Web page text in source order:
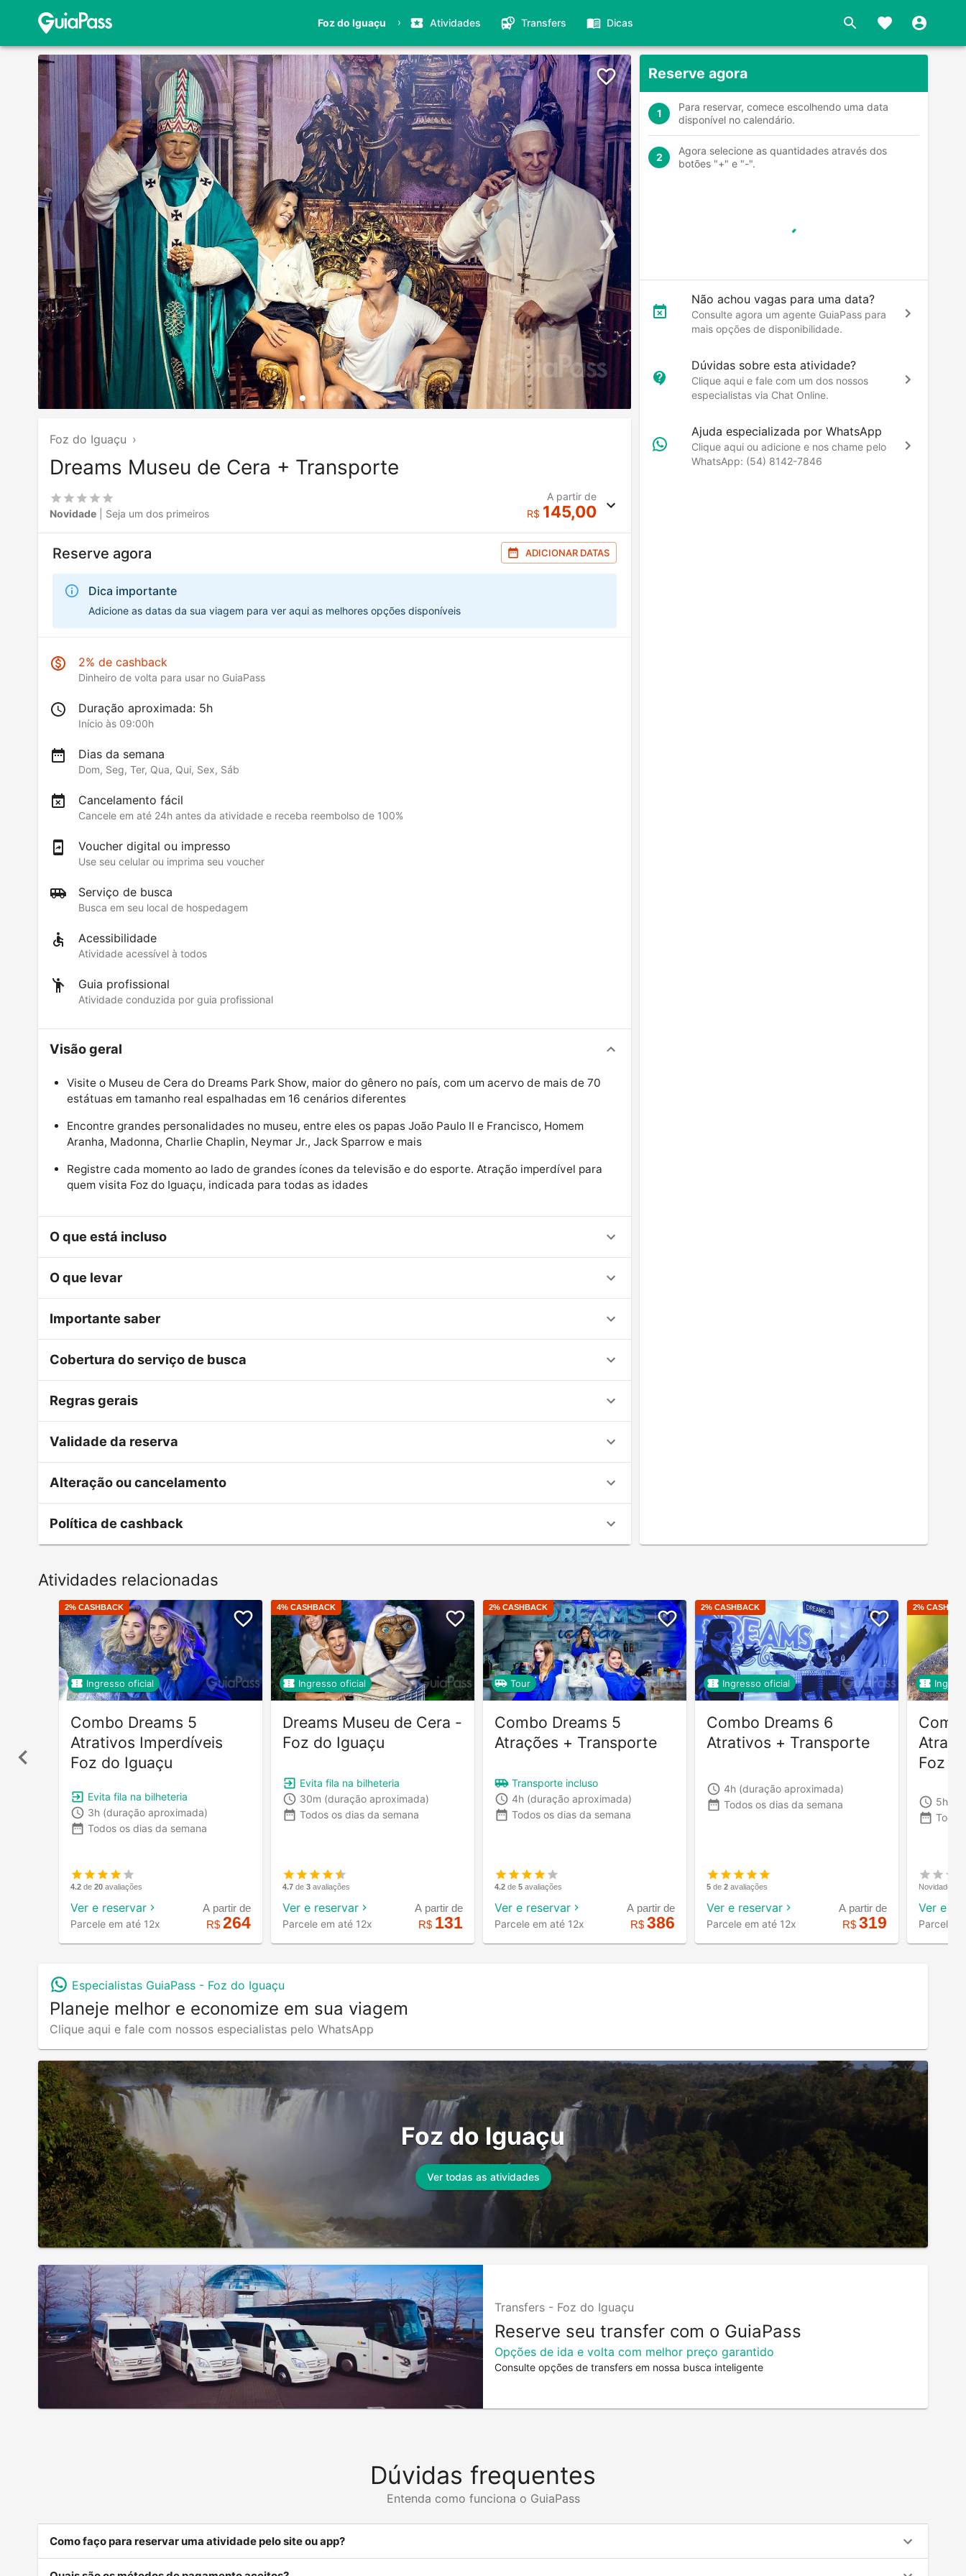
Foz do Iguaçu › Atividades Transfers Dicas
❯
Foz do Iguaçu ›
Dreams Museu de Cera + Transporte
Novidade | Seja um dos primeiros
A partir de
R$ 145,00
Reserve agora ADICIONAR DATAS
Dica importante
Adicione as datas da sua viagem para ver aqui as melhores opções disponíveis
2% de cashback
Dinheiro de volta para usar no GuiaPass
Duração aproximada: 5h
Início às 09:00h
Dias da semana
Dom, Seg, Ter, Qua, Qui, Sex, Sáb
Cancelamento fácil
Cancele em até 24h antes da atividade e receba reembolso de 100%
Voucher digital ou impresso
Use seu celular ou imprima seu voucher
Serviço de busca
Busca em seu local de hospedagem
Acessibilidade
Atividade acessível à todos
Guia profissional
Atividade conduzida por guia profissional
Visão geral
Visite o Museu de Cera do Dreams Park Show, maior do gênero no país, com um acervo de mais de 70
estátuas em tamanho real espalhadas em 16 cenários diferentes
Encontre grandes personalidades no museu, entre eles os papas João Paulo II e Francisco, Homem
Aranha, Madonna, Charlie Chaplin, Neymar Jr., Jack Sparrow e mais
Registre cada momento ao lado de grandes ícones da televisão e do esporte. Atração imperdível para
quem visita Foz do Iguaçu, indicada para todas as idades
O que está incluso
O que levar
Importante saber
Cobertura do serviço de busca
Regras gerais
Validade da reserva
Alteração ou cancelamento
Política de cashback
Reserve agora
1
Para reservar, comece escolhendo uma data
disponível no calendário.
2
Agora selecione as quantidades através dos
botões "+" e "-".
Não achou vagas para uma data?
Consulte agora um agente GuiaPass para
mais opções de disponibilidade.
Dúvidas sobre esta atividade?
Clique aqui e fale com um dos nossos
especialistas via Chat Online.
Ajuda especializada por WhatsApp
Clique aqui ou adicione e nos chame pelo
WhatsApp: (54) 8142-7846
Atividades relacionadas
2% CASHBACK
Ingresso oficial
Combo Dreams 5
Atrativos Imperdíveis
Foz do Iguaçu
Evita fila na bilheteria
3h (duração aproximada)
Todos os dias da semana
4.2 de 20 avaliações
Ver e reservar
Parcele em até 12x
A partir de
R$ 264
4% CASHBACK
Ingresso oficial
Dreams Museu de Cera -
Foz do Iguaçu
Evita fila na bilheteria
30m (duração aproximada)
Todos os dias da semana
4.7 de 3 avaliações
Ver e reservar
Parcele em até 12x
A partir de
R$ 131
2% CASHBACK
Tour
Combo Dreams 5
Atrações + Transporte
Transporte incluso
4h (duração aproximada)
Todos os dias da semana
4.2 de 5 avaliações
Ver e reservar
Parcele em até 12x
A partir de
R$ 386
2% CASHBACK
Ingresso oficial
Combo Dreams 6
Atrativos + Transporte
4h (duração aproximada)
Todos os dias da semana
5 de 2 avaliações
Ver e reservar
Parcele em até 12x
A partir de
R$ 319
2%
Foz
5h
Novidade
Ver e
Parcele
Especialistas GuiaPass - Foz do Iguaçu
Planeje melhor e economize em sua viagem
Clique aqui e fale com nossos especialistas pelo WhatsApp
Foz do Iguaçu
Ver todas as atividades
Transfers - Foz do Iguaçu
Reserve seu transfer com o GuiaPass
Opções de ida e volta com melhor preço garantido
Consulte opções de transfers em nossa busca inteligente
Dúvidas frequentes
Entenda como funciona o GuiaPass
Como faço para reservar uma atividade pelo site ou app?